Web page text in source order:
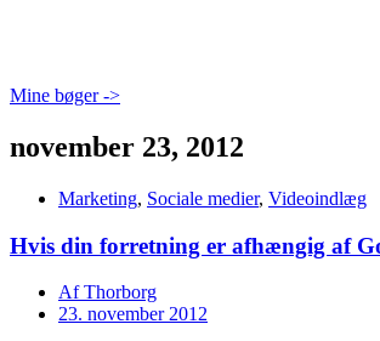
Mine bøger ->
november 23, 2012
Marketing, Sociale medier, Videoindlæg
Hvis din forretning er afhængig af
AfThorborg
23. november 2012